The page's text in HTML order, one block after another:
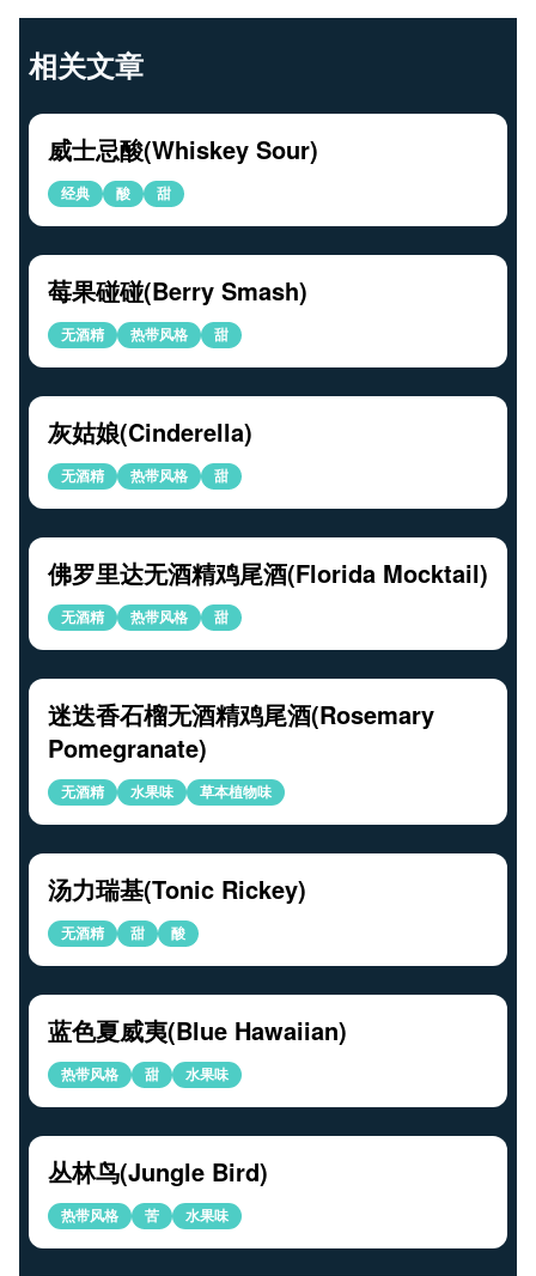
相关文章
威士忌酸(Whiskey Sour)
经典 酸 甜
莓果碰碰(Berry Smash)
无酒精 热带风格 甜
灰姑娘(Cinderella)
无酒精 热带风格 甜
佛罗里达无酒精鸡尾酒(Florida Mocktail)
无酒精 热带风格 甜
迷迭香石榴无酒精鸡尾酒(Rosemary
Pomegranate)
无酒精 水果味 草本植物味
汤力瑞基(Tonic Rickey)
无酒精 甜 酸
蓝色夏威夷(Blue Hawaiian)
热带风格 甜 水果味
丛林鸟(Jungle Bird)
热带风格 苦 水果味